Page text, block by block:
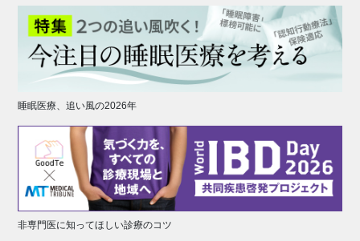
睡眠医療、追い風の2026年
非専門医に知ってほしい診療のコツ